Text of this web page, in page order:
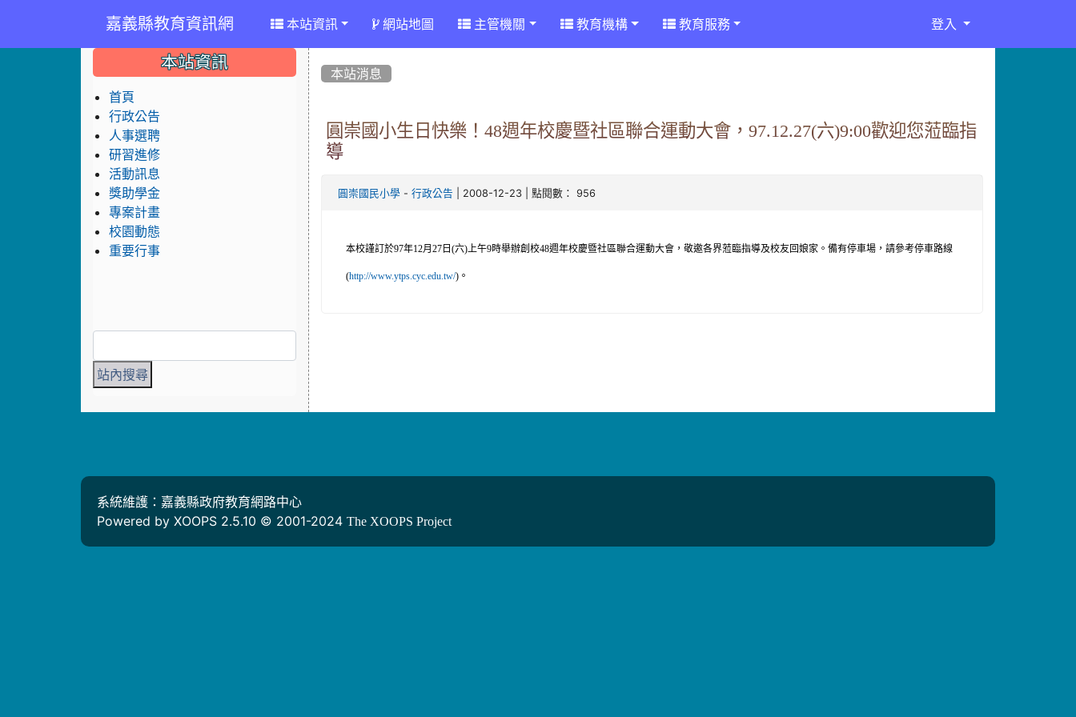
嘉義縣教育資訊網 本站資訊 網站地圖 主管機關 教育機構 教育服務 登入
本站消息
圓崇國小生日快樂！48週年校慶暨社區聯合運動大會，97.12.27(六)9:00歡迎您蒞臨指
導
圓崇國民小學 -行政公告 | 2008-12-23 | 點閱數： 956
本校謹訂於97年12月27 日(六)上午9時舉辦創校48週年校慶暨社區聯合運動大會，敬邀各界蒞臨指導及校友回娘家。備有停車場，請參考停車路線
(http://www.ytps.cyc.edu.tw/)。
::: 本站資訊
首頁
行政公告
人事選聘
研習進修
活動訊息
獎助學金
專案計畫
校園動態
重要行事
系統維護：嘉義縣政府教育網路中心
Powered by XOOPS 2.5.10 © 2001-2024 The XOOPS Project